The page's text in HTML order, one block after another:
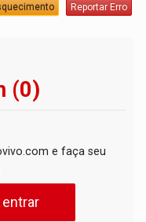
Reportar Erro
(0)
e faça seu
entrar